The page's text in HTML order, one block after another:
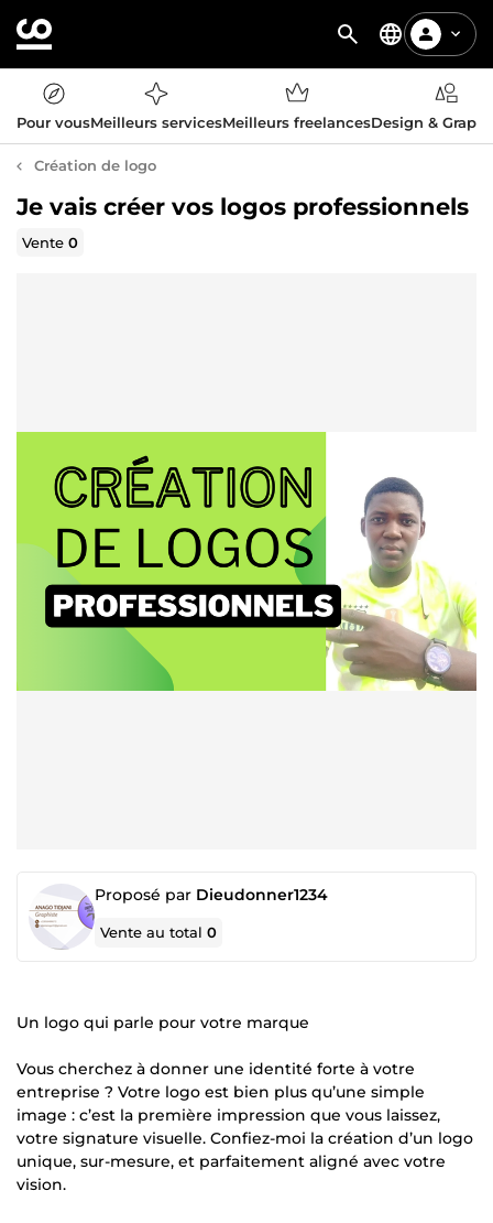
Pour vousMeilleurs servicesMeilleurs freelancesDesign &
Création de logo
Je vais créer vos logos professionnels
Vente0
Proposé par Dieudonner1234
Vente au total0
Un logo qui parle pour votre marque
Vous cherchez à donner une identité forte à votre
entreprise ? Votre logo est bien plus qu’une simple
image : c’est la première impression que vous laissez,
votre signature visuelle. Confiez-moi la création d’un logo
unique, sur-mesure, et parfaitement aligné avec votre
vision.